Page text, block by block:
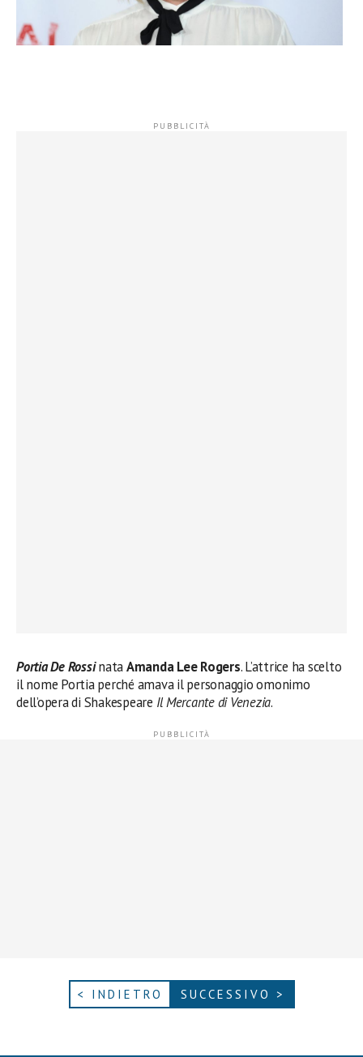
Portia De RossinataAmanda Lee Rogers. L’attrice ha scelto
il nome Portia perché amava il personaggio omonimo
dell’opera di Shakespeare Il Mercante di Venezia.
< INDIETRO SUCCESSIVO >